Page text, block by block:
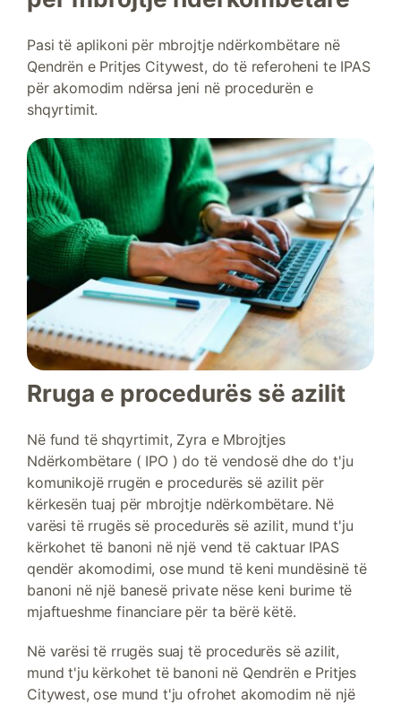
Pasi të aplikoni për mbrojtje ndërkombëtare në
Qendrën e Pritjes Citywest, do të referoheni te IPAS
për akomodim ndërsa jeni në procedurën e
shqyrtimit.
Rruga e procedurës së azilit
Në fund të shqyrtimit, Zyra e Mbrojtjes
Ndërkombëtare ( IPO ) do të vendosë dhe do t'ju
komunikojë rrugën e procedurës së azilit për
kërkesën tuaj për mbrojtje ndërkombëtare. Në
varësi të rrugës së procedurës së azilit, mund t'ju
kërkohet të banoni në një vend të caktuar IPAS
qendër akomodimi, ose mund të keni mundësinë të
banoni në një banesë private nëse keni burime të
mjaftueshme financiare për ta bërë këtë.
Në varësi të rrugës suaj të procedurës së azilit,
mund t'ju kërkohet të banoni në Qendrën e Pritjes
Citywest, ose mund t'ju ofrohet akomodim në një